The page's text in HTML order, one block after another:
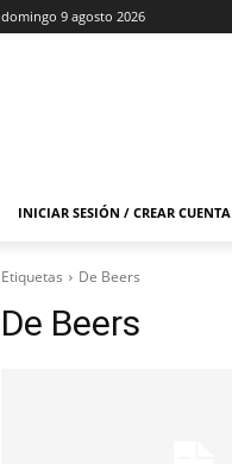
domingo 9 agosto 2026
INICIAR SESIÓN / CREAR CUENTA
Etiquetas De Beers
De Beers